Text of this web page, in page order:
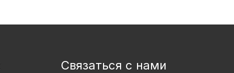
Связаться с нами